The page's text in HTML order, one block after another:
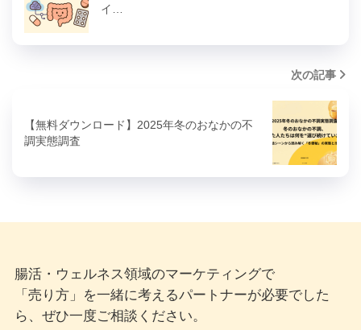
イ…
次の記事
【無料ダウンロード】2025年冬のおなかの不
調実態調査
腸活・ウェルネス領域のマーケティングで
「売り方」を一緒に考えるパートナーが必要でした
ら、ぜひ一度ご相談ください。